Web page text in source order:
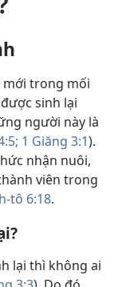
mới trong mối
sinh lại
người này là
1 Giăng 3:1).
nhận nuôi,
viên trong
tô 6:18.
lại thì không ai